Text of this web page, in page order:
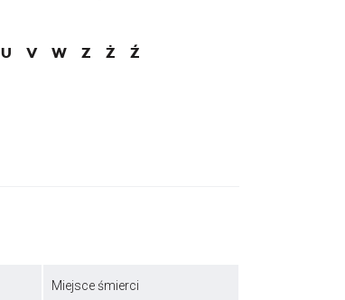
U V W Z Ż
Ź
Miejsce śmierci